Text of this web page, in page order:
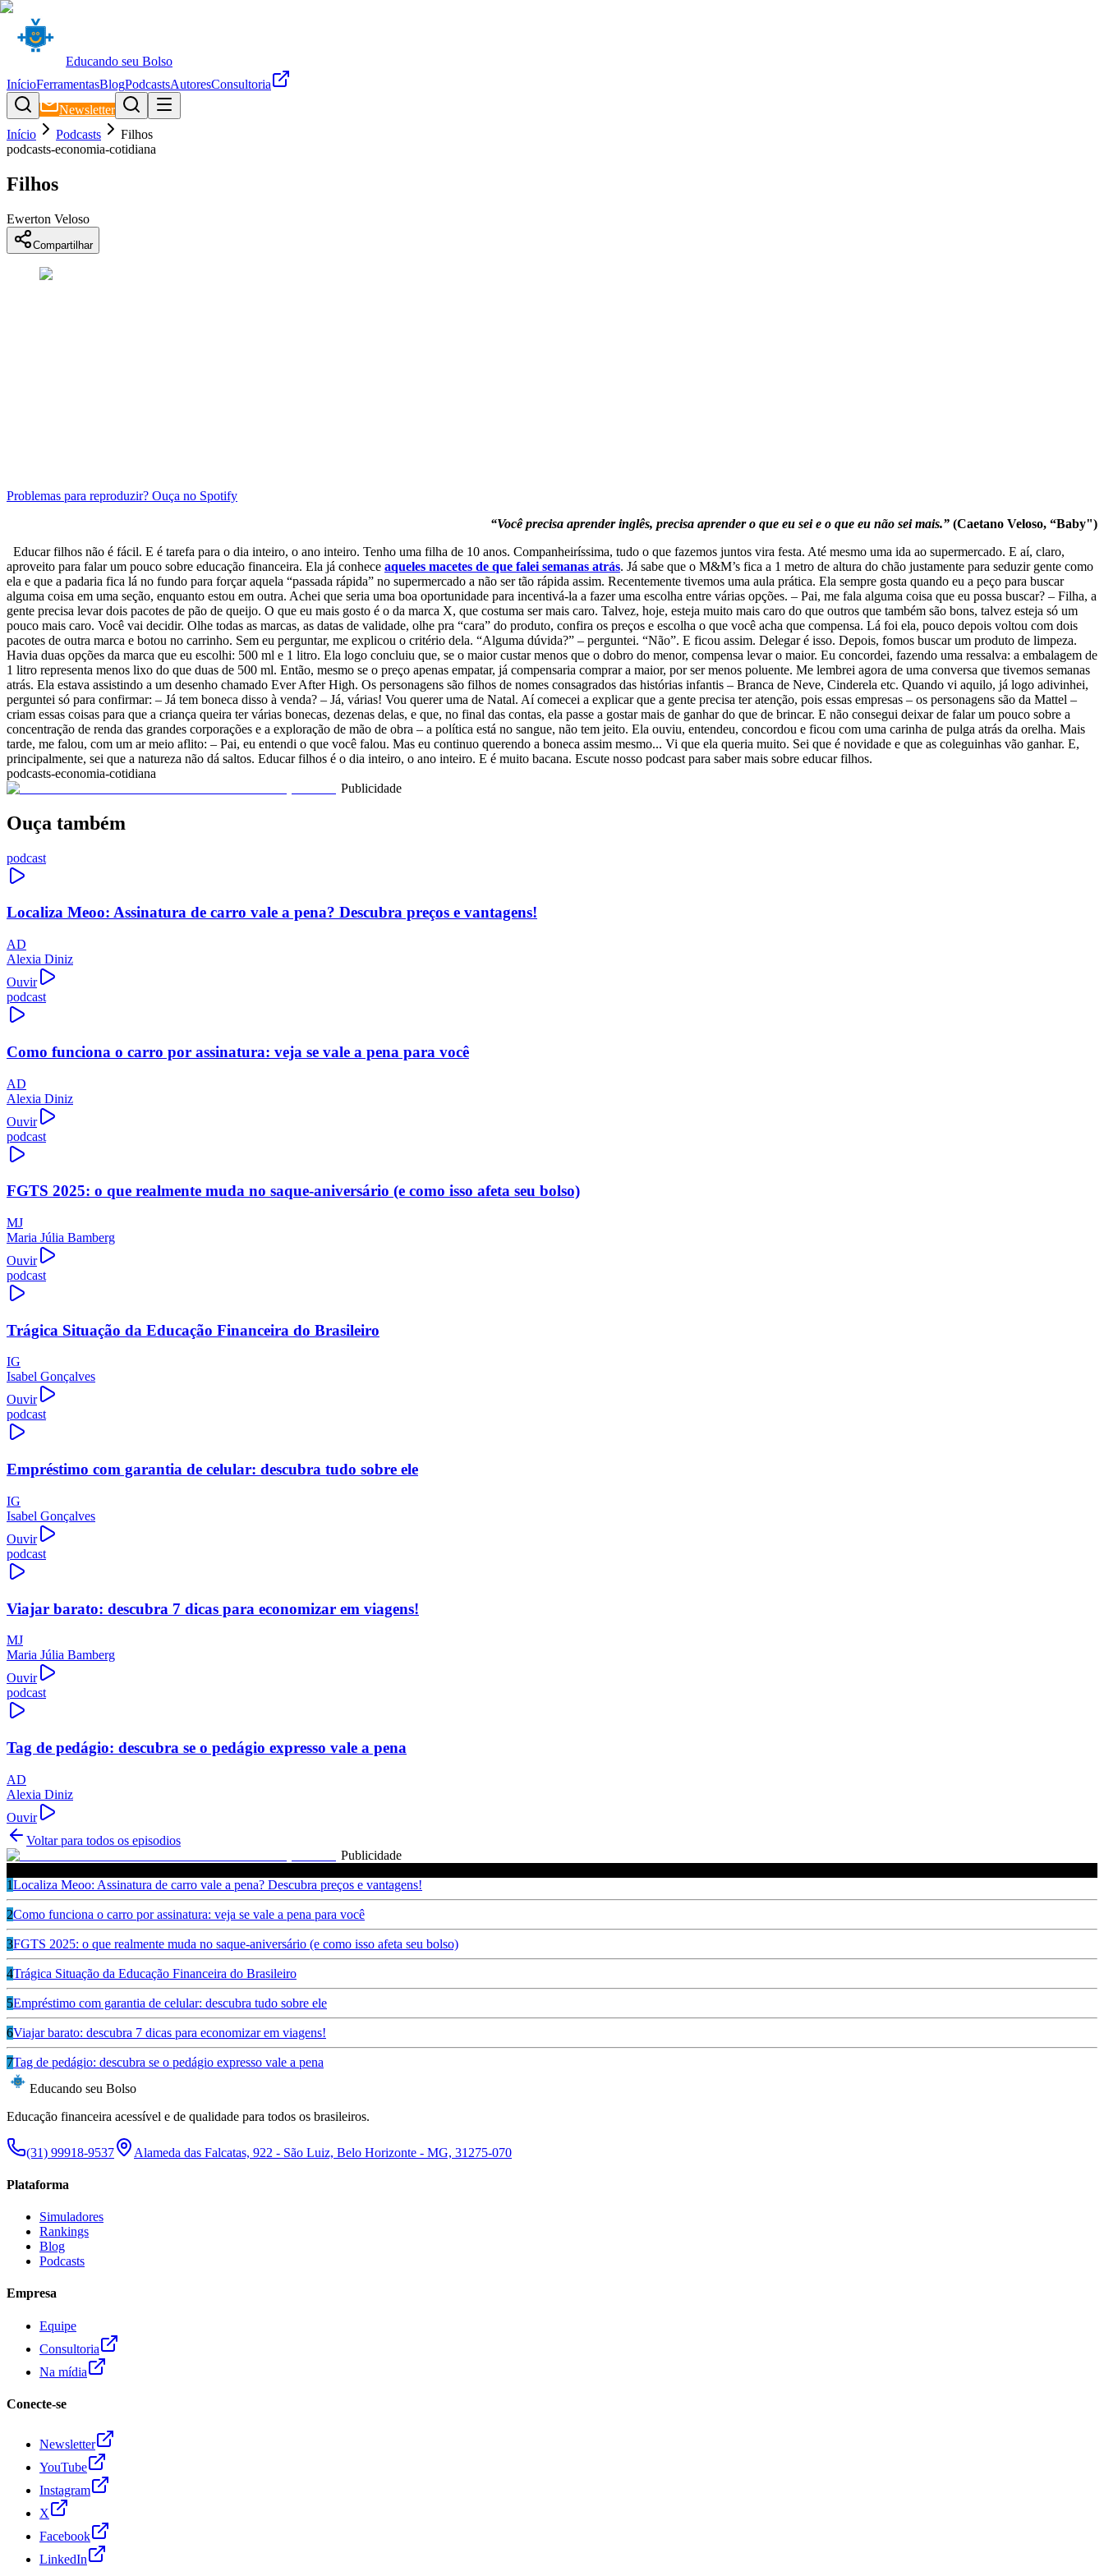
Educando seu Bolso
InícioFerramentasBlogPodcastsAutoresConsultoria
Newsletter
Início
Podcasts
Filhos
podcasts-economia-cotidiana
Filhos
Ewerton Veloso
Compartilhar
Problemas para reproduzir? Ouça no Spotify
“Você precisa aprender inglês, precisa aprender o que eu sei e o que eu não sei mais.” (Caetano Veloso, “Baby")
Educar filhos não é fácil. E é tarefa para o dia inteiro, o ano inteiro. Tenho uma filha de 10 anos. Companheiríssima, tudo o que fazemos juntos vira festa. Até mesmo uma ida ao supermercado. E aí, claro,
aproveito para falar um pouco sobre educação financeira. Ela já conhece aqueles macetes de que falei semanas atrás. Já sabe que o M&M’s fica a 1 metro de altura do chão justamente para seduzir gente como
ela e que a padaria fica lá no fundo para forçar aquela “passada rápida” no supermercado a não ser tão rápida assim. Recentemente tivemos uma aula prática. Ela sempre gosta quando eu a peço para buscar
alguma coisa em uma seção, enquanto estou em outra. Achei que seria uma boa oportunidade para incentivá-la a fazer uma escolha entre várias opções. – Pai, me fala alguma coisa que eu possa buscar? – Filha, a
gente precisa levar dois pacotes de pão de queijo. O que eu mais gosto é o da marca X, que costuma ser mais caro. Talvez, hoje, esteja muito mais caro do que outros que também são bons, talvez esteja só um
pouco mais caro. Você vai decidir. Olhe todas as marcas, as datas de validade, olhe pra “cara” do produto, confira os preços e escolha o que você acha que compensa. Lá foi ela, pouco depois voltou com dois
pacotes de outra marca e botou no carrinho. Sem eu perguntar, me explicou o critério dela. “Alguma dúvida?” – perguntei. “Não”. E ficou assim. Delegar é isso. Depois, fomos buscar um produto de limpeza.
Havia duas opções da marca que eu escolhi: 500 ml e 1 litro. Ela logo concluiu que, se o maior custar menos que o dobro do menor, compensa levar o maior. Eu concordei, fazendo uma ressalva: a embalagem de
1 litro representa menos lixo do que duas de 500 ml. Então, mesmo se o preço apenas empatar, já compensaria comprar a maior, por ser menos poluente. Me lembrei agora de uma conversa que tivemos semanas
atrás. Ela estava assistindo a um desenho chamado Ever After High. Os personagens são filhos de nomes consagrados das histórias infantis – Branca de Neve, Cinderela etc. Quando vi aquilo, já logo adivinhei,
perguntei só para confirmar: – Já tem boneca disso à venda? – Já, várias! Vou querer uma de Natal. Aí comecei a explicar que a gente precisa ter atenção, pois essas empresas – os personagens são da Mattel –
criam essas coisas para que a criança queira ter várias bonecas, dezenas delas, e que, no final das contas, ela passe a gostar mais de ganhar do que de brincar. E não consegui deixar de falar um pouco sobre a
concentração de renda das grandes corporações e a exploração de mão de obra – a política está no sangue, não tem jeito. Ela ouviu, entendeu, concordou e ficou com uma carinha de pulga atrás da orelha. Mais
tarde, me falou, com um ar meio aflito: – Pai, eu entendi o que você falou. Mas eu continuo querendo a boneca assim mesmo... Vi que ela queria muito. Sei que é novidade e que as coleguinhas vão ganhar. E,
principalmente, sei que a natureza não dá saltos. Educar filhos é o dia inteiro, o ano inteiro. E é muito bacana. Escute nosso podcast para saber mais sobre educar filhos.
podcasts-economia-cotidiana
Publicidade
Ouça também
podcast
Localiza Meoo: Assinatura de carro vale a pena? Descubra preços e vantagens!
AD
Alexia Diniz
Ouvir
podcast
Como funciona o carro por assinatura: veja se vale a pena para você
AD
Alexia Diniz
Ouvir
podcast
FGTS 2025: o que realmente muda no saque-aniversário (e como isso afeta seu bolso)
MJ
Maria Júlia Bamberg
Ouvir
podcast
Trágica Situação da Educação Financeira do Brasileiro
IG
Isabel Gonçalves
Ouvir
podcast
Empréstimo com garantia de celular: descubra tudo sobre ele
IG
Isabel Gonçalves
Ouvir
podcast
Viajar barato: descubra 7 dicas para economizar em viagens!
MJ
Maria Júlia Bamberg
Ouvir
podcast
Tag de pedágio: descubra se o pedágio expresso vale a pena
AD
Alexia Diniz
Ouvir
Voltar para todos os episodios
Publicidade
1Localiza Meoo: Assinatura de carro vale a pena? Descubra preços e vantagens!
2Como funciona o carro por assinatura: veja se vale a pena para você
3FGTS 2025: o que realmente muda no saque-aniversário (e como isso afeta seu bolso)
4Trágica Situação da Educação Financeira do Brasileiro
5Empréstimo com garantia de celular: descubra tudo sobre ele
6Viajar barato: descubra 7 dicas para economizar em viagens!
7Tag de pedágio: descubra se o pedágio expresso vale a pena
Educando seu Bolso
Educação financeira acessível e de qualidade para todos os brasileiros.
(31) 99918-9537 Alameda das Falcatas, 922 - São Luiz, Belo Horizonte - MG, 31275-070
Plataforma
Simuladores
Rankings
Blog
Podcasts
Empresa
Equipe
Consultoria
Na mídia
Conecte-se
Newsletter
YouTube
Instagram
X
Facebook
LinkedIn